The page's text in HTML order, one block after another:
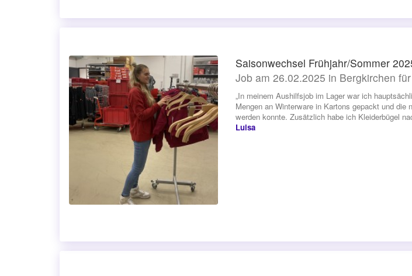
Saisonwechsel Frühjahr/Sommer
Job am 26.02.2025 in Bergkirchen
„In meinem Aushilfsjob im Lager war ich
Mengen an Winterware in Kartons gepackt und die
werden konnte. Zusätzlich habe ich Kleiderbügel
Luisa